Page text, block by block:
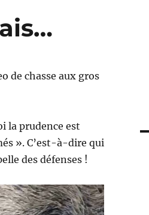
de chasse aux gros
la prudence est
». C’est-à-dire qui
des défenses !